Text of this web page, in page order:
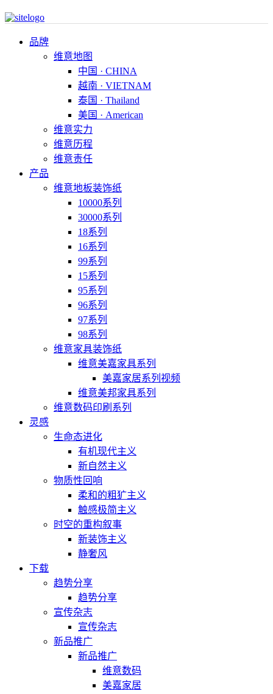
品牌
维意地图
中国 · CHINA
越南 · VIETNAM
泰国 · Thailand
美国 · American
维意实力
维意历程
维意责任
产品
维意地板装饰纸
10000系列
30000系列
18系列
16系列
99系列
15系列
95系列
96系列
97系列
98系列
维意家具装饰纸
维意美嘉家具系列
美嘉家居系列视频
维意美邦家具系列
维意数码印刷系列
灵感
生命态进化
有机现代主义
新自然主义
物质性回响
柔和的粗犷主义
触感极简主义
时空的重构叙事
新装饰主义
静奢风
下载
趋势分享
趋势分享
宣传杂志
宣传杂志
新品推广
新品推广
维意数码
美嘉家居